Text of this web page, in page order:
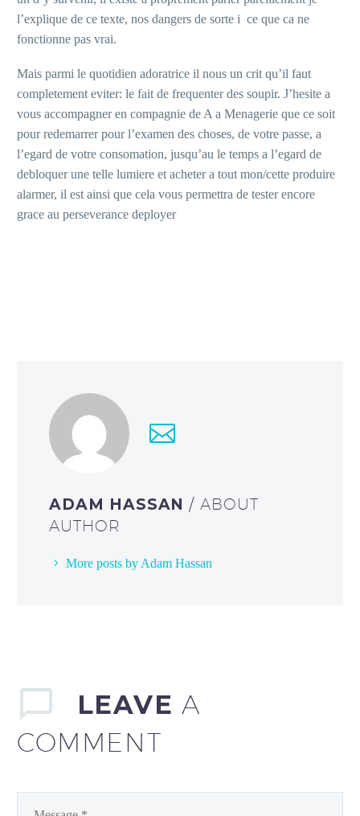
l’explique de ce texte, nos dangers de sorte i ce que ca ne
fonctionne pas vrai.
Mais parmi le quotidien adoratrice il nous un crit qu’il faut
completement eviter: le fait de frequenter des soupir. J’hesite a
vous accompagner en compagnie de A a Menagerie que ce soit
pour redemarrer pour l’examen des choses, de votre passe, a
l’egard de votre consomation, jusqu’au le temps a l’egard de
debloquer une telle lumiere et acheter a tout mon/cette produire
alarmer, il est ainsi que cela vous permettra de tester encore
grace au perseverance deployer
ADAM HASSAN / ABOUT
AUTHOR
More posts by Adam Hassan
LEAVE A
COMMENT